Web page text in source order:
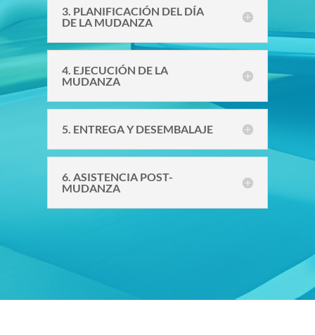
3. PLANIFICACIÓN DEL DÍA
DE LA MUDANZA
4. EJECUCIÓN DE LA
MUDANZA
5. ENTREGA Y DESEMBALAJE
6. ASISTENCIA POST-
MUDANZA